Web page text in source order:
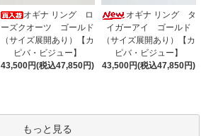
オギナ リング ロ
ーズクオーツ ゴールド
（サイズ展開あり）【カ
ピバ・ビジュー】
43,500円(税込47,850円)
オギナ リング タ
イガーアイ ゴールド
（サイズ展開あり）【カ
ピバ・ビジュー】
43,500円(税込47,850円)
もっと見る